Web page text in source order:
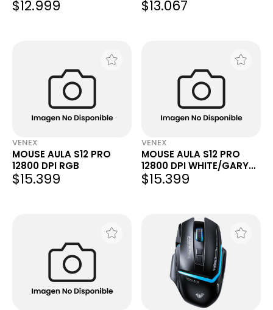
$12.999
(6978080505880)
$13.067
VENEX
MOUSE AULA S12 PRO
12800 DPI RGB
$15.399
VENEX
MOUSE AULA S12 PRO
12800 DPI WHITE/GARY
RGB
$15.399